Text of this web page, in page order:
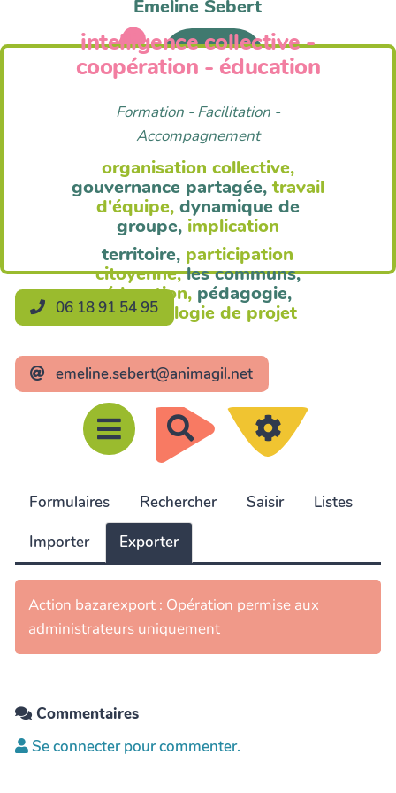
R
e
h
r
c
h
e
Anim'Agil
Emeline Sebert
intelligence collective -
coopération - éducation
Formation - Facilitation -
Accompagnement
organisation collective,
gouvernance partagée, travail
d'équipe, dynamique de
groupe, implication
territoire, participation
citoyenne, les communs,
éducation, pédagogie,
méthodologie de projet
06 18 91 54 95
emeline.sebert@animagil.net
Formulaires Rechercher Saisir
Listes
Importer
Exporter
Action bazarexport : Opération permise aux
administrateurs uniquement
Commentaires
Se connecter pour commenter.